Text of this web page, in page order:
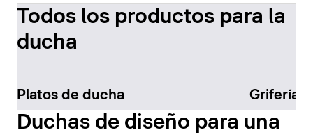
Todos los productos para la
ducha
Platos de ducha Grifería
Duchas de diseño para una